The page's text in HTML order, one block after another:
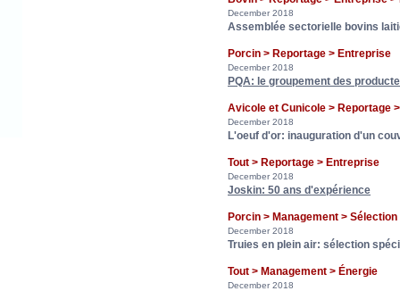
December 2018
Assemblée sectorielle bovins
Porcin > Reportage > Entreprise
December 2018
PQA: le groupement des
Avicole et Cunicole >
December 2018
L'oeuf d'or: inauguration d'un
Tout > Reportage > Entreprise
December 2018
Joskin: 50 ans d'expérience
Porcin > Management >
December 2018
Truies en plein air: sélection
Tout > Management > Énergie
December 2018